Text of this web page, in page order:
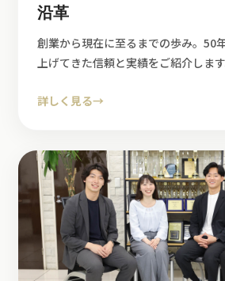
沿革
創業から現在に至るまでの歩み。50
上げてきた信頼と実績をご紹介します
詳しく見る→